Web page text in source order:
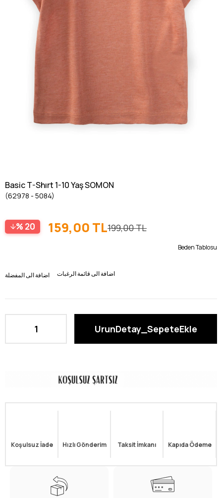
Basic T-Shırt 1-10 Yaş SOMON
(62978 - 5084)
20 199,00 TL
159,00 TL
Beden Tablosu
اضافة الى المفضلة اضافة الى قائمة الرغبات
Koşulsuz İade Hızlı Gönderim Taksit İmkanı Kapıda Ödeme